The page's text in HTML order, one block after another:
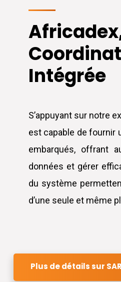
Intégrée
S’appuyant sur notre
est capable de fournir
embarqués, offrant
données et gérer
du système
d’une seule et même
Plus de détails sur